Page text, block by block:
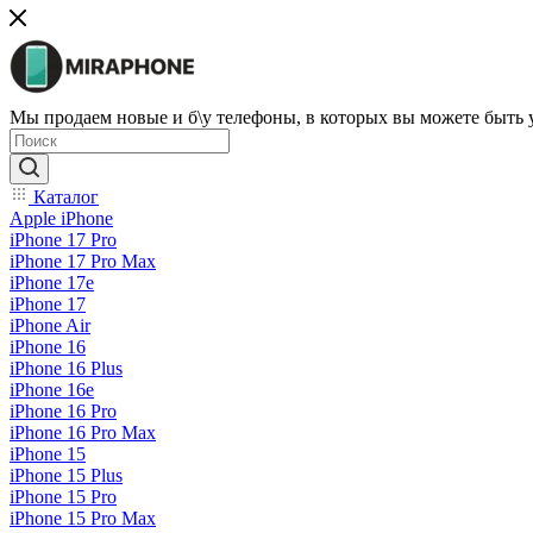
Мы продаем новые и б\у телефоны, в которых вы можете быть
Каталог
Apple iPhone
iPhone 17 Pro
iPhone 17 Pro Max
iPhone 17e
iPhone 17
iPhone Air
iPhone 16
iPhone 16 Plus
iPhone 16e
iPhone 16 Pro
iPhone 16 Pro Max
iPhone 15
iPhone 15 Plus
iPhone 15 Pro
iPhone 15 Pro Max